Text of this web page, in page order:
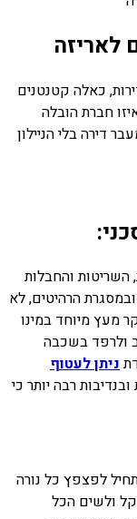
לאריזה
כאלה קטנטנים
חברת הובלה
דירה בלי הניילון
והחבלות
הרהיטים, לא
מעץ מיוחד במינו
מסביב ולרפד בשכבה
ניתן לעטוף
רבה יותר כי
לפצפץ כל נורה
ולשים הכל